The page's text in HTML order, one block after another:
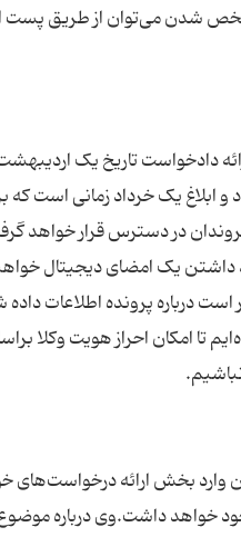
می‌توان از طریق پست
دادخواست تاریخ یک
و ابلاغ یک خرداد زمانی است
داشتن یک امضای دیجیتال
پرونده اطلاعات
تا امکان احراز هویت وکلا
بخش ارائه درخواست‌های
داشت.وی درباره موضوع